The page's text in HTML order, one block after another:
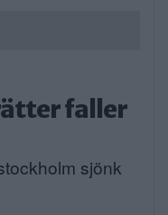
faller
sjönk